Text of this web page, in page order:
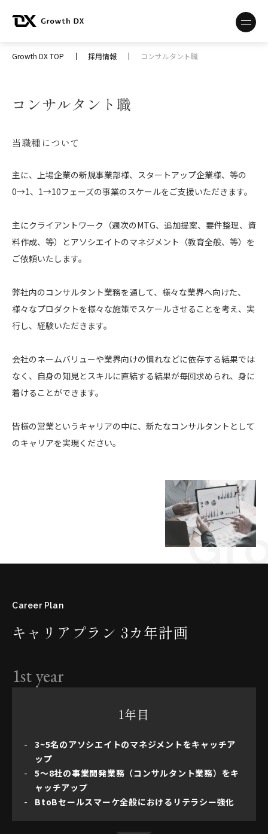
Growth DX TOP 採用情報 コンサルタント職
コンサルタント職
当職種について
主に、上場企業の新規事業部様、スタートアップ企業様、等の
0→1、1→10フェーズの事業のスケールをご支援いただきます。
主にクライアントワーク（週次のMTG、追加提案、要件整理、資
料作成、等）とアソシエイトのマネジメント（教育全般、等）を
ご依頼いたします。
弊社内のコンサルタント業務を通して、様々な業界へ向けた、
様々なプロダクトを様々な施策でスケールさせることを考え、実
行し、経験いただきます。
会社のネームバリューや業界向けの慣れなどに依存する結果では
なく、自身の知見とスキルに直結する結果が毎回求められ、身に
着けることができます。
皆様の営業というキャリアの中に、新たなコンサルタントとして
のキャリアを実現ください。
Career Plan
キャリアプラン 3カ年計画
1st year
1年目
3~5名のアソシエイトのマネジメントをキャッチア
ップ
5〜8社の事業開発業務（コンサルタント業務）をキ
ャッチアップ
BtoBセールスマーケ全般におけるリテラシー強化